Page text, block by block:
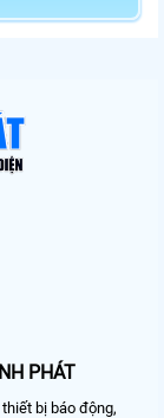
PHÁT
bị báo động,